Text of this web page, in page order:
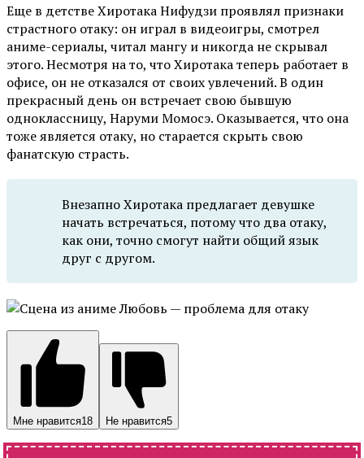
Еще в детстве Хиротака Нифудзи проявлял признаки
страстного отаку: он играл в видеоигры, смотрел
аниме-сериалы, читал мангу и никогда не скрывал
этого. Несмотря на то, что Хиротака теперь работает в
офисе, он не отказался от своих увлечений. В один
прекрасный день он встречает свою бывшую
одноклассницу, Наруми Момосэ. Оказывается, что она
тоже является отаку, но старается скрыть свою
фанатскую страсть.
Внезапно Хиротака предлагает девушке
начать встречаться, потому что два отаку,
как они, точно смогут найти общий язык
друг с другом.
Мне нравится18 Не нравится5